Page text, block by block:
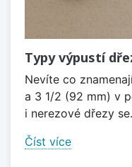
Typy výpustí
Nevíte co
a 3 1/2 (92 mm) v
i nerezové dřezy
Číst více